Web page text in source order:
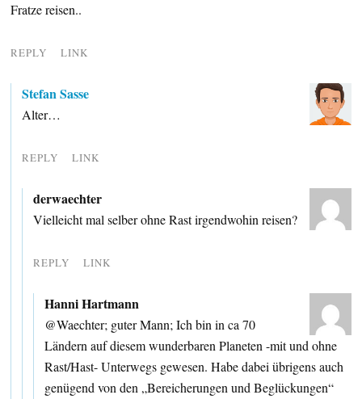
Fratze reisen..
REPLY LINK
Stefan Sasse
Alter…
REPLY LINK
derwaechter
Vielleicht mal selber ohne Rast irgendwohin reisen?
REPLY LINK
Hanni Hartmann
@Waechter; guter Mann; Ich bin in ca 70
Ländern auf diesem wunderbaren Planeten -mit und ohne
Rast/Hast- Unterwegs gewesen. Habe dabei übrigens auch
genügend von den „Bereicherungen und Beglückungen“